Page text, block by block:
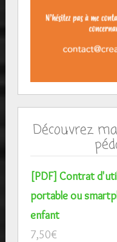
Découvrez
[PDF] Contrat
portable ou
enfant
7,50€